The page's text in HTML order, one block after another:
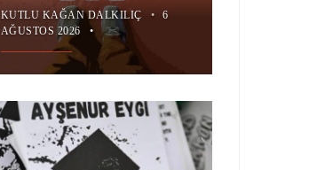
KUTLU KAĞAN DALKILIÇ •
6
AĞUSTOS 2026
•